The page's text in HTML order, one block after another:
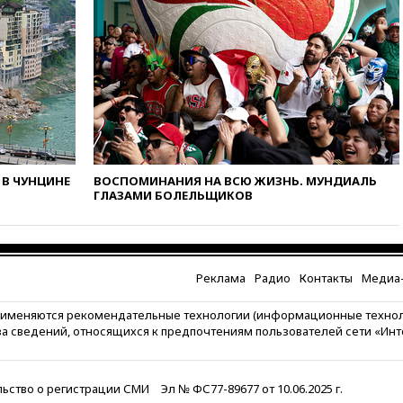
08:51Осужденный в России
американец Гилман
находится при смерти
08:22В Екатеринбурге
атакован склад Wildberries
07:52В Таиланде ученик
устроил стрельбу в школе:
есть жертвы
07:00Лесной пожар в 30
привел к эвакуации жителей
06:00Суд обязал Meta
выплатить $567 млн по делу о
вреде психическому
здоровью детей
05:51Трамп подписал указ
в США
04:00Суд взыскал почти 5 млн
ЧУНЦИНЕ
ВОСПОМИНАНИЯ НА ВСЮ ЖИЗНЬ. МУНДИАЛЬ
ГЛАЗАМИ БОЛЕЛЬЩИКОВ
Реклама Радио Контакты
рекомендательные технологии (информационные
сведений, относящихся к предпочтениям пользователей сети
о регистрации СМИ Эл № ФС77-89677 от 10.06.2025 г.